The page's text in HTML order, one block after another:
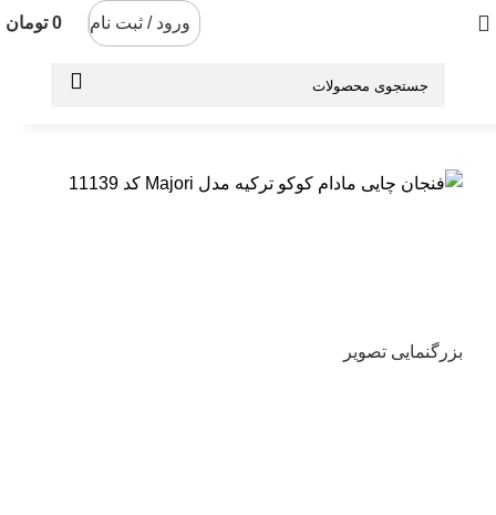
ورود / ثبت نام 0 تومان
بزرگنمایی تصویر